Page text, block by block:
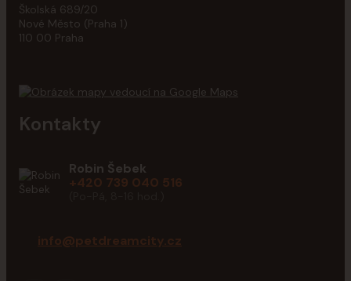
Školská 689/20
Nové Město (Praha 1)
110 00 Praha
Kontakty
Robin Šebek
+420 739 040 516
info@petdreamcity.cz